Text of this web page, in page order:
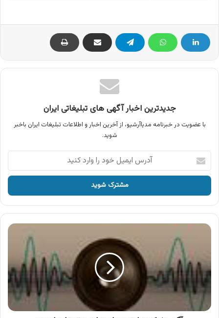
جدیدترین اخبار آگهی های تبلیغاتی ایران
با عضویت در خبرنامه مدیاآرشیو، از آخرین اخبار و اطلاعات تبلیغات ایران باخبر
شوید.
آدرس
ایمیل
خود
وارد
کنید
آگهی
بسپار
،
تولید
ورق
های
پلیمری